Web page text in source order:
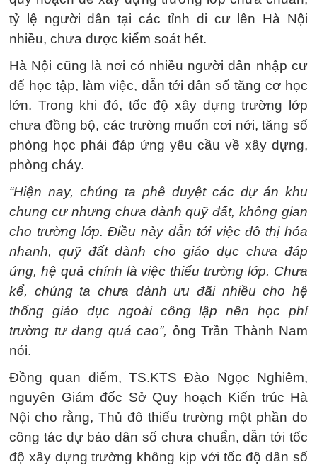
tỷ lệ người dân tại các tỉnh di cư lên Hà Nội
nhiều, chưa được kiểm soát hết.
Hà Nội cũng là nơi có nhiều người dân nhập cư
để học tập, làm việc, dẫn tới dân số tăng cơ học
lớn. Trong khi đó, tốc độ xây dựng trường lớp
chưa đồng bộ, các trường muốn cơi nới, tăng số
phòng học phải đáp ứng yêu cầu về xây dựng,
phòng cháy.
“Hiện nay, chúng ta phê duyệt các dự án khu
chung cư nhưng chưa dành quỹ đất, không gian
cho trường lớp. Điều này dẫn tới việc đô thị hóa
nhanh, quỹ đất dành cho giáo dục chưa đáp
ứng, hệ quả chính là việc thiếu trường lớp. Chưa
kể, chúng ta chưa dành ưu đãi nhiều cho hệ
thống giáo dục ngoài công lập nên học phí
trường tư đang quá cao”, ông Trần Thành Nam
nói.
Đồng quan điểm, TS.KTS Đào Ngọc Nghiêm,
nguyên Giám đốc Sở Quy hoạch Kiến trúc Hà
Nội cho rằng, Thủ đô thiếu trường một phần do
công tác dự báo dân số chưa chuẩn, dẫn tới tốc
độ xây dựng trường không kịp với tốc độ dân số